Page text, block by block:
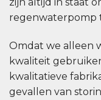
regenwaterpomp
Omdat we alleen
kwaliteit
kwalitatieve
gevallen van